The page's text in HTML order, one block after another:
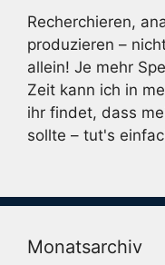
Recherchieren,
produzieren –
allein! Je mehr
Zeit kann ich in
ihr findet, dass
sollte – tut's
Monatsarchiv